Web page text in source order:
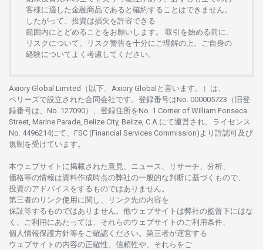
客様に適した金融商品であると 確約することはできません。
したがって、 投資は損失を許容できる
範囲内にとどめることをお願いします 。 取引を始める前に、
リスクについて、
リスク警告を十分に ご理解の 上、 ご自身の
経験について よく 考慮してください。
Axiory Global Limited（以下、Axiory Globalと言います。）は、
ベリーズで設立さ れた合同会社です。 登録番号はNo. 000005723（旧登
録番号は、No. 127090）、 登録住所をNo. 1 Corner of William Fonseca
Street, Marine Parade, Belize City, Belize, C.A.にて運営さ れ、 ライセンス
No. 4496214にて、FSC (Financial Services Commission)より 許認可及び
規制を受けています。
本ウェブサイトに掲載さ れた意見、ニュース、リサーチ、分析、
価格等の情報は資料作成時点の弊社の一般的な判断に基づくもので、
投資のアドバイスをするものではありません。
第三者の リンク使用に関し、 リンク先の内容を
保証等するものではありません。 他ウェブサイトは弊社の監督下にはな
く、
ご利用に あたっては、 それらのウェブサイトの ご利用条件、
個人情報保護方針等を ご確認ください。 第三者が運営する
ウェブサイトの内容の正確性、信頼性や、それらをご